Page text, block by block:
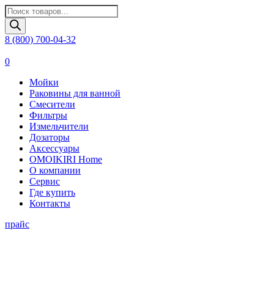
Поиск
товаров
8 (800) 700-04-32
0
Мойки
Раковины для ванной
Смесители
Фильтры
Измельчители
Дозаторы
Аксессуары
OMOIKIRI Home
О компании
Сервис
Где купить
Контакты
прайс